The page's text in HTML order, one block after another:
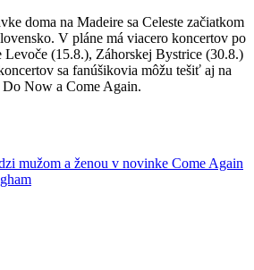
doma na Madeire sa Celeste začiatkom
V pláne má viacero koncertov po
Levoče (15.8.), Záhorskej Bystrice (30.8.)
sa fanúšikovia môžu tešiť aj na
Now a Come Again.
mužom a ženou v novinke Come Again